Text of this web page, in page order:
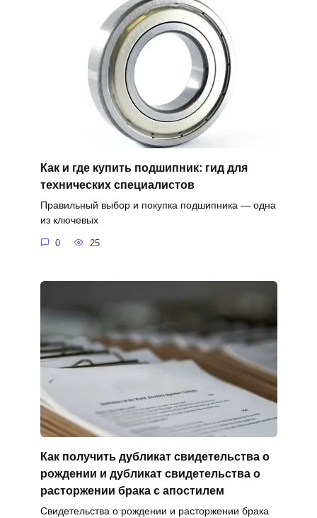
Как и где купить подшипник: гид для
технических специалистов
Правильный выбор и покупка подшипника — одна
из ключевых
0 25
Как получить дубликат свидетельства о
рождении и дубликат свидетельства о
расторжении брака с апостилем
Свидетельства о рождении и расторжении брака